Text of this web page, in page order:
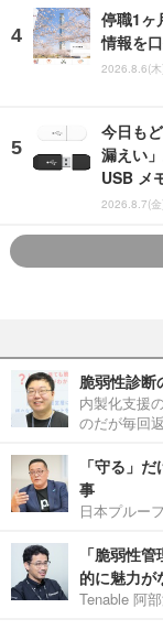
停職1ヶ
情報を
2026.8.6(
今日も
漏えい
USB メ
2026.8.7(
脆弱性診断
内製化支援
のだが毎回
「守る」
事
日本プルー
「脆弱性
的に魅力が
Tenable 阿